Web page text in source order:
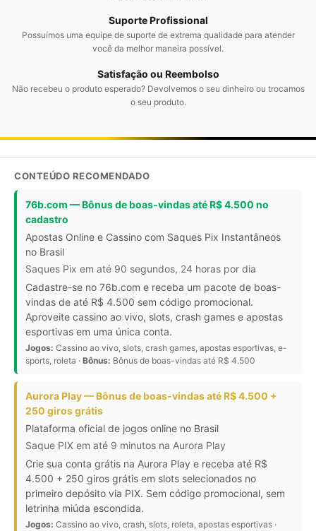
Suporte Profissional
Possuímos uma equipe de suporte de extrema qualidade para atender
você da melhor maneira possível.
Satisfação ou Reembolso
Não recebeu o produto esperado? Devolvemos o seu dinheiro ou trocamos
o seu produto.
CONTEÚDO RECOMENDADO
76b.com — Bônus de boas-vindas até R$ 4.500 no
cadastro
Apostas Online e Cassino com Saques Pix Instantâneos
no Brasil
Saques Pix em até 90 segundos, 24 horas por dia
Cadastre-se no 76b.com e receba um pacote de boas-
vindas de até R$ 4.500 sem código promocional.
Aproveite cassino ao vivo, slots, crash games e apostas
esportivas em uma única conta.
Jogos: Cassino ao vivo, slots, crash games, apostas esportivas, e-
sports, roleta · Bônus: Bônus de boas-vindas até R$ 4.500
Aurora Play — Bônus de boas-vindas até R$ 4.500 +
250 giros grátis
Plataforma oficial de jogos online no Brasil
Saque PIX em até 9 minutos na Aurora Play
Crie sua conta grátis na Aurora Play e receba até R$
4.500 + 250 giros grátis em slots selecionados no
primeiro depósito via PIX. Sem código promocional, sem
letrinha miúda escondida.
Jogos: Cassino ao vivo, crash, slots, roleta, apostas esportivas ·